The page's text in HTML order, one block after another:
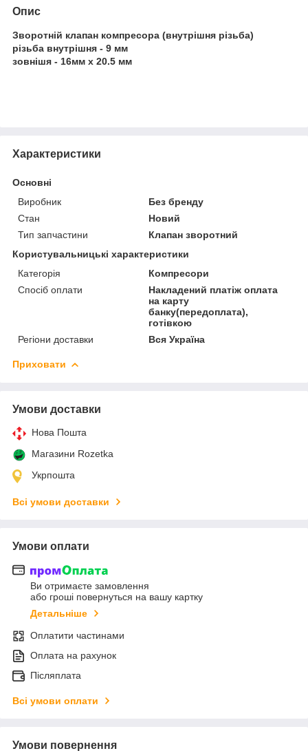
Опис
Зворотній клапан компресора (внутрішня різьба)
різьба внутрішня - 9 мм
зовнішя - 16мм х 20.5 мм
Характеристики
Основні
Виробник
Без бренду
Стан
Новий
Тип запчастини
Клапан зворотний
Користувальницькі характеристики
Категорія
Компресори
Спосіб оплати
Накладений платіж оплата
на карту
банку(передоплата),
готівкою
Регіони доставки
Вся Україна
Приховати
Умови доставки
Нова Пошта
Магазини Rozetka
Укрпошта
Всі умови доставки
Умови оплати
Ви отримаєте замовлення
або гроші повернуться на вашу картку
Детальніше
Оплатити частинами
Оплата на рахунок
Післяплата
Всі умови оплати
Умови повернення